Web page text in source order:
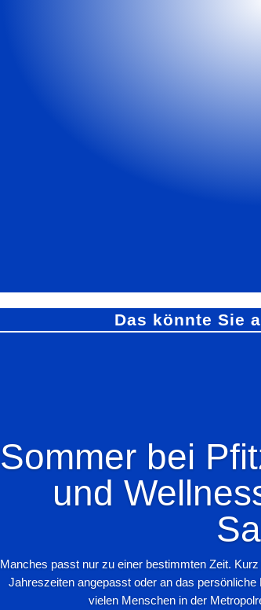
Das könnte Sie
Sommer bei
und
Manches passt nur zu einer bestimmten Zeit.
Jahreszeiten angepasst oder an das
vielen Menschen in der